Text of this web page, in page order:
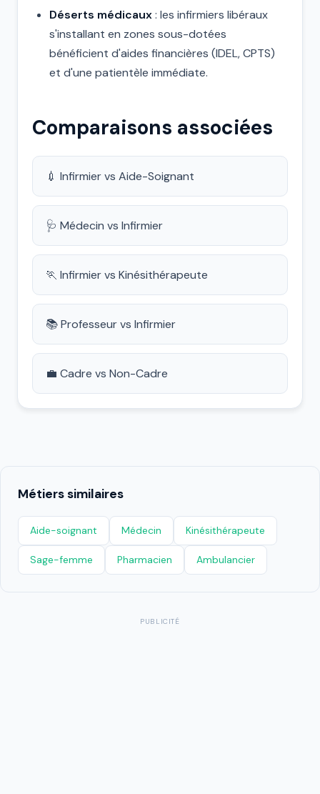
Déserts médicaux: les infirmiers libéraux
s'installant en zones sous-dotées
bénéficient d'aides financières (IDEL, CPTS)
et d'une patientèle immédiate.
Comparaisons associées
💉 Infirmier vs Aide-Soignant
🩺 Médecin vs Infirmier
🏃 Infirmier vs Kinésithérapeute
📚 Professeur vs Infirmier
💼 Cadre vs Non-Cadre
Métiers similaires
Aide-soignant Médecin Kinésithérapeute
Sage-femme Pharmacien Ambulancier
PUBLICITÉ